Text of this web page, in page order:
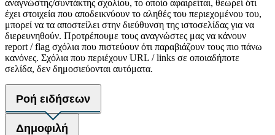
αναγνώστης/συντάκτης σχολίου, το οποίο αφαιρείται, θεωρεί ότι
έχει στοιχεία που αποδεικνύουν το αληθές του περιεχομένου του,
μπορεί να τα αποστείλει στην διεύθυνση της ιστοσελίδας για να
διερευνηθούν. Προτρέπουμε τους αναγνώστες μας να κάνουν
report / flag σχόλια που πιστεύουν ότι παραβιάζουν τους πιο πάνω
κανόνες. Σχόλια που περιέχουν URL / links σε οποιαδήποτε
σελίδα, δεν δημοσιεύονται αυτόματα.
Ροή ειδήσεων
Δημοφιλή